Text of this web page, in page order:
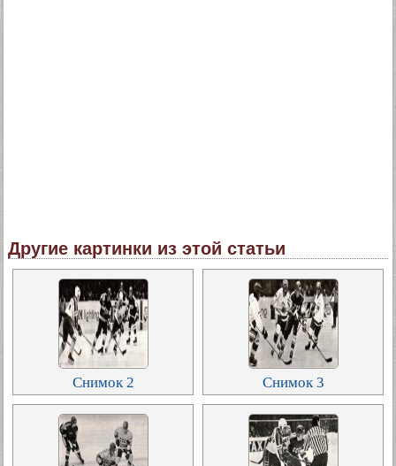
Другие картинки из этой статьи
Снимок 2 Снимок 3